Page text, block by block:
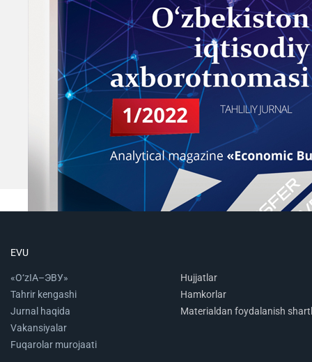
EVU
«O‘zIA–ЭВУ»
Tahrir kengashi
Jurnal haqida
Vakansiyalar
Fuqarolar murojaati
Hujjatlar
Hamkorlar
Materialdan foydalanish